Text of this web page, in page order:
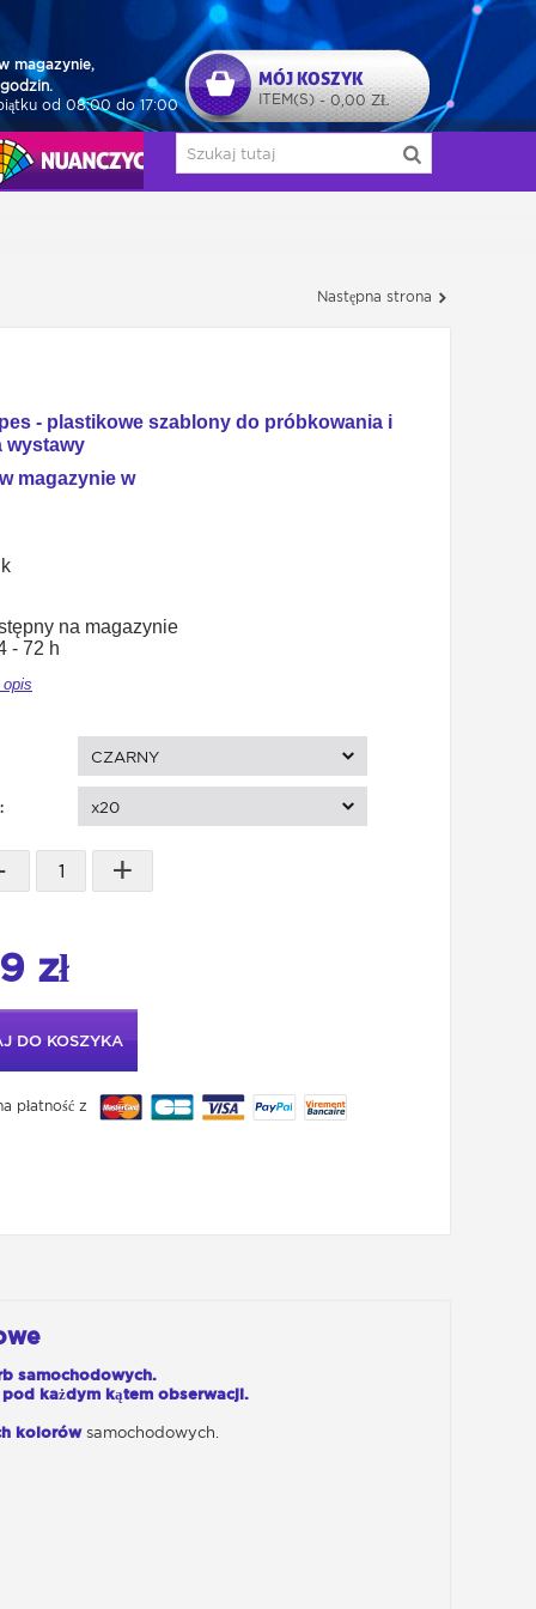
MÓJ KOSZYK
ITEM(S) - 0,00 ZŁ
magazynie,
od 08:00 do 17:00
NUAŃCZYCY
Następna strona
- plastikowe szablony do próbkowania i
wystawy
magazynie w
na magazynie
- 72 h
opis
CZARNY
x20
+
zł
DO KOSZYKA
płatność z
samochodowych.
każdym kątem obserwacji.
kolorówsamochodowych.